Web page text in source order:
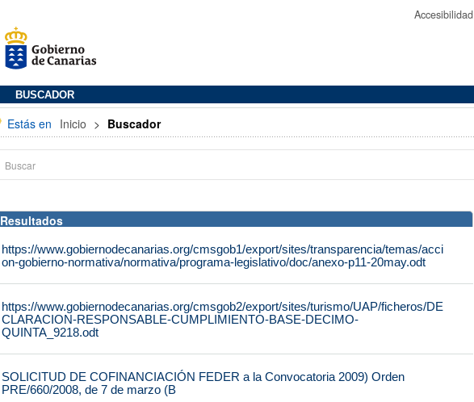
Accesibilidad
BUSCADOR
Estás en Inicio > Buscador
Resultados
https://www.gobiernodecanarias.org/cmsgob1/export/sites/transparencia/temas/acci
on-gobierno-normativa/normativa/programa-legislativo/doc/anexo-p11-20may.odt
https://www.gobiernodecanarias.org/cmsgob2/export/sites/turismo/UAP/ficheros/DE
CLARACION-RESPONSABLE-CUMPLIMIENTO-BASE-DECIMO-
QUINTA_9218.odt
SOLICITUD DE COFINANCIACIÓN FEDER a la Convocatoria 2009) Orden
PRE/660/2008, de 7 de marzo (B